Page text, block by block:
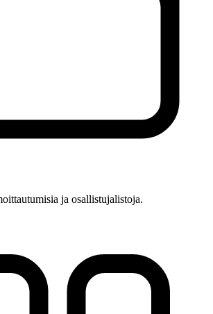
ja osallistujalistoja.